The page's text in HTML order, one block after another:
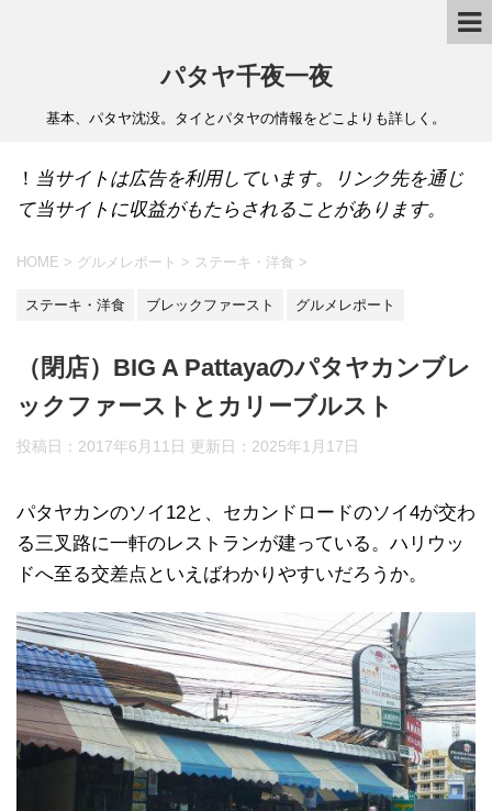
パタヤ千夜一夜
基本、パタヤ沈没。タイとパタヤの情報をどこよりも詳しく。
！ 当サイトは広告を利用しています。リンク先を通じ
て当サイトに収益がもたらされることがあります。
HOME > グルメレポート > ステーキ・洋食 >
ステーキ・洋食 ブレックファースト グルメレポート
（閉店）BIG A Pattayaのパタヤカンブレ
ックファーストとカリーブルスト
投稿日：2017年6月11日 更新日： 2025年1月17日
パタヤカンのソイ12と、セカンドロードのソイ4が交わ
る三叉路に一軒のレストランが建っている。ハリウッ
ドへ至る交差点といえばわかりやすいだろうか。